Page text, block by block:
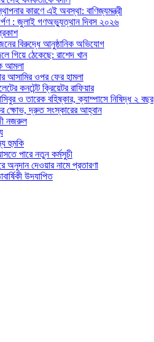
কারণে এই অবস্থা: বাণিজ্যমন্ত্রী
: জুলাই গণঅভ্যুত্থান দিবস ২০২৬
বিরুদ্ধে আনুষ্ঠানিক অভিযোগ
গিয়ে ঠেকেছে: রাশেদ খান
আমলা
আসামির ওপর ফের হামলা
কনটেন্ট ক্রিয়েটর রাফিয়ার
ও তারেক বহিষ্কার, ক্যাম্পাসে নিষিদ্ধ ২ বছর
ক্ষোভ, দ্রুত সংস্কারের আহ্বান
নজরুল
হুমকি
পারে নতুন কর্মসুচী
অনুদান দেওয়ার নামে প্রতারণা
উদযাপিত